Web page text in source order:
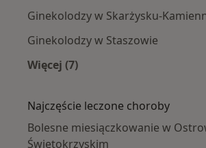
Ginekolodzy w Skarżysku-
Ginekolodzy w Staszowie
Więcej (7)
Najczęście leczone choroby
Bolesne miesiączkowanie w
Świętokrzyskim